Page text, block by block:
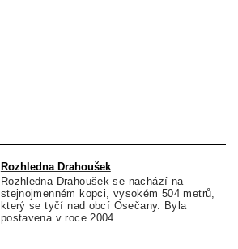
Rozhledna Drahoušek
Rozhledna Drahoušek se nachází na
stejnojmenném kopci, vysokém 504 metrů,
který se tyčí nad obcí Osečany. Byla
postavena v roce 2004.